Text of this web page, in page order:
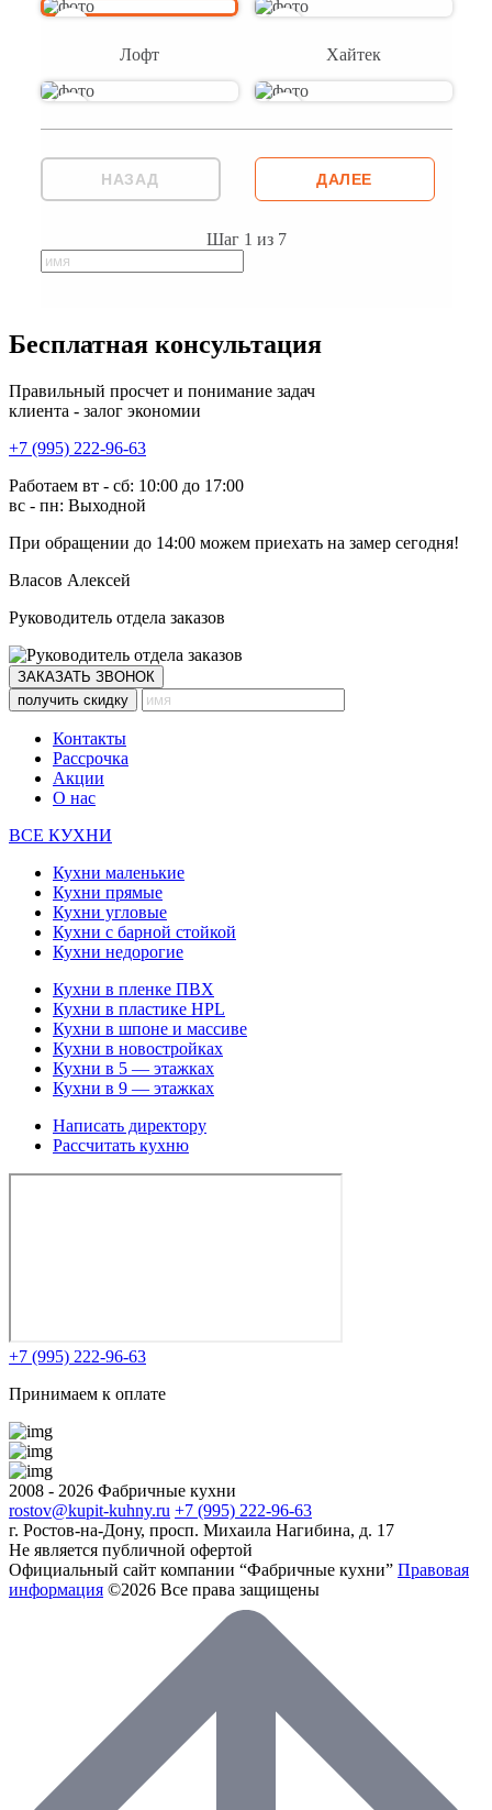
Лофт Хайтек
НАЗАД ДАЛЕЕ
Шаг 1 из 7
Бесплатная консультация
Правильный просчет и понимание задач
клиента - залог экономии
+7 (995) 222-96-63
Работаем вт - сб: 10:00 до 17:00
вс - пн: Выходной
При обращении до 14:00 можем приехать на замер сегодня!
Власов Алексей
Руководитель отдела заказов
ЗАКАЗАТЬ ЗВОНОК
получить скидку
Контакты
Рассрочка
Акции
О нас
ВСЕ КУХНИ
Кухни маленькие
Кухни прямые
Кухни угловые
Кухни с барной стойкой
Кухни недорогие
Кухни в пленке ПВХ
Кухни в пластике HPL
Кухни в шпоне и массиве
Кухни в новостройках
Кухни в 5 — этажках
Кухни в 9 — этажках
Написать директору
Рассчитать кухню
+7 (995) 222-96-63
Принимаем к оплате
2008 - 2026 Фабричные кухни
rostov@kupit-kuhny.ru +7 (995) 222-96-63
г. Ростов-на-Дону, ​просп. Михаила Нагибина, д. 17
Не является публичной офертой
Официальный сайт компании “Фабричные кухни” Правовая
информация ©2026 Все права защищены